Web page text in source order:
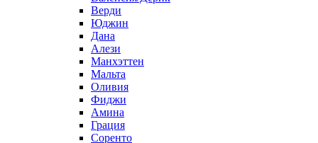
Верди
Юджин
Дана
Алези
Манхэттен
Мальта
Оливия
Фиджи
Амина
Грация
Соренто